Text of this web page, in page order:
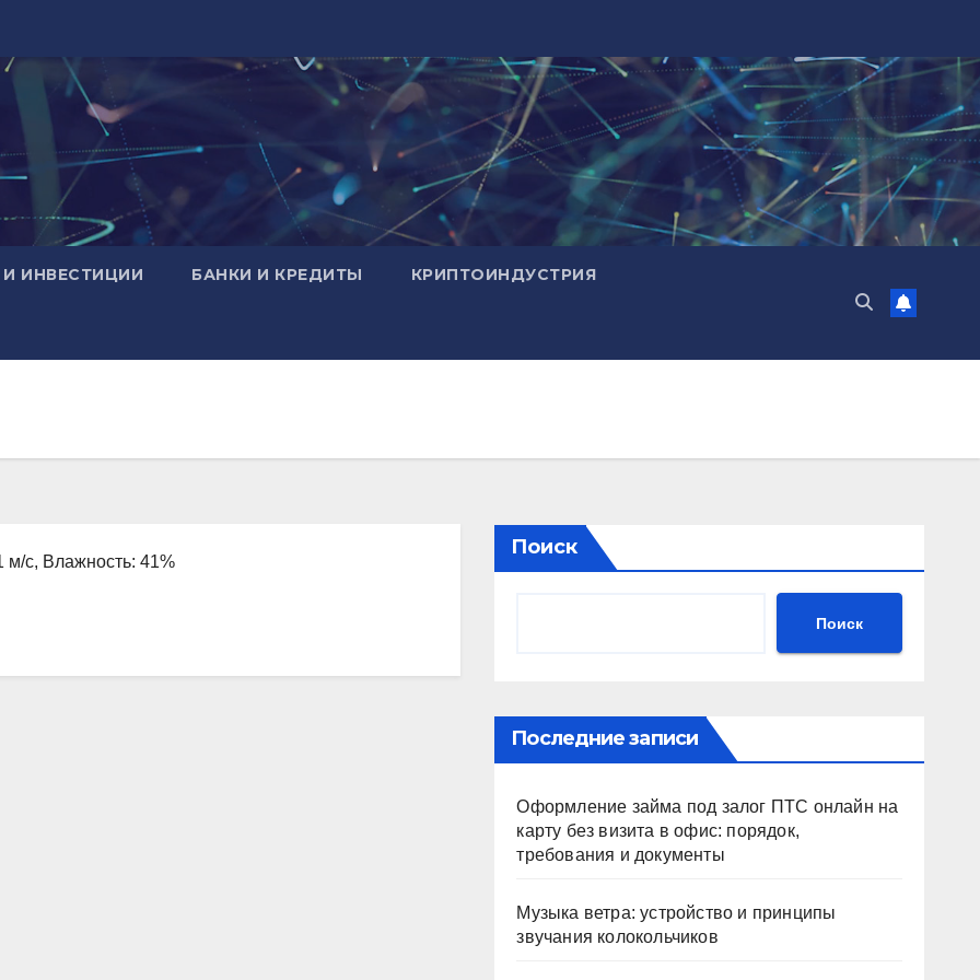
И ИНВЕСТИЦИИ БАНКИ И КРЕДИТЫ КРИПТОИНДУСТРИЯ
м/с, Влажность: 41%
Поиск
Поиск
Последние записи
Оформление займа под залог ПТС онлайн на
карту без визита в офис: порядок,
требования и документы
Музыка ветра: устройство и принципы
звучания колокольчиков